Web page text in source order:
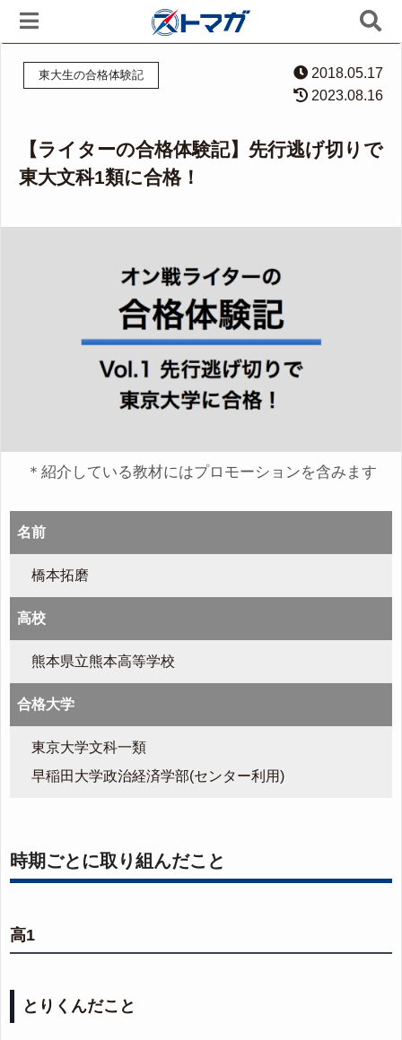
東大生の合格体験記
2018.05.17
2023.08.16
【ライターの合格体験記】先行逃げ切りで
東大文科1類に合格！
＊紹介している教材にはプロモーションを含みます
名前
橋本拓磨
高校
熊本県立熊本高等学校
合格大学
東京大学文科一類
早稲田大学政治経済学部(センター利用)
時期ごとに取り組んだこと
高1
とりくんだこと